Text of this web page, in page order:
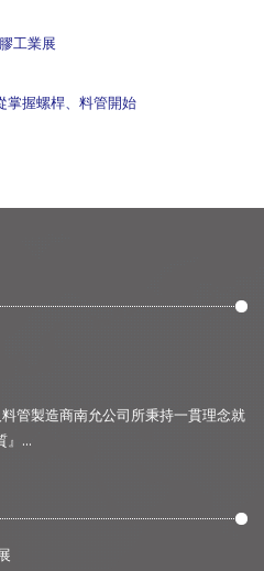
工業展
掌握螺桿、料管開始
管製造商南允公司所秉持一貫理念就
』...